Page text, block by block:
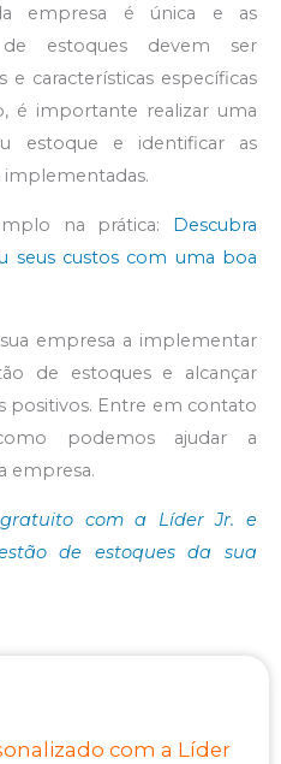
empresa é única e as
estoques devem ser
e características específicas
é importante realizar uma
estoque e identificar as
implementadas.
na prática: Descubra
seus custos com uma boa
empresa a implementar
de estoques e alcançar
positivos. Entre em contato
podemos ajudar a
empresa.
com a Líder Jr. e
de estoques da sua
com a Líder